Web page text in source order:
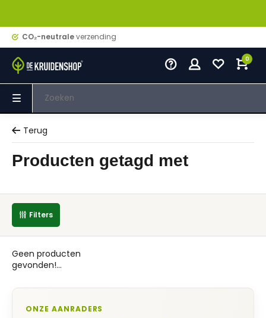
CO₂-neutraleverzending
0
Terug
Producten getagd met
Filters
Geen producten
gevonden!...
ONZE AANRADERS